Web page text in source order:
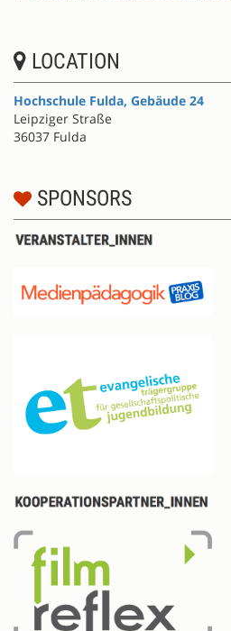
LOCATION
Hochschule Fulda, Gebäude 24
Leipziger Straße
36037 Fulda
SPONSORS